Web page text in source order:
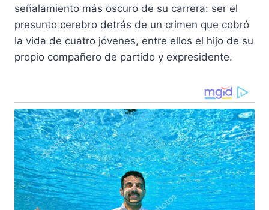
señalamiento más oscuro de su carrera: ser el
presunto cerebro detrás de un crimen que cobró
la vida de cuatro jóvenes, entre ellos el hijo de su
propio compañero de partido y expresidente.